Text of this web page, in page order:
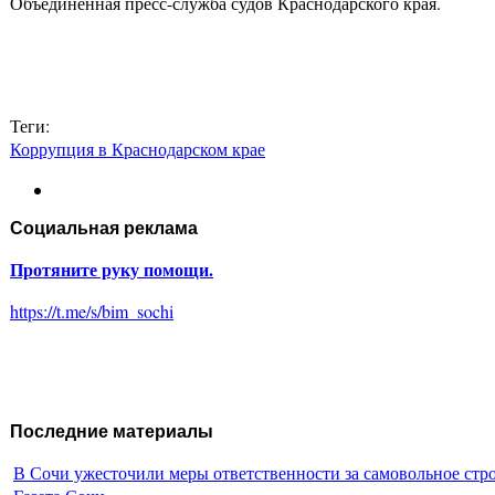
Теги:
Коррупция в Краснодарском крае
Социальная реклама
Протяните руку помощи.
https://t.me/s/bim_sochi
Последние материалы
В Сочи ужесточили меры ответственности за самовольное